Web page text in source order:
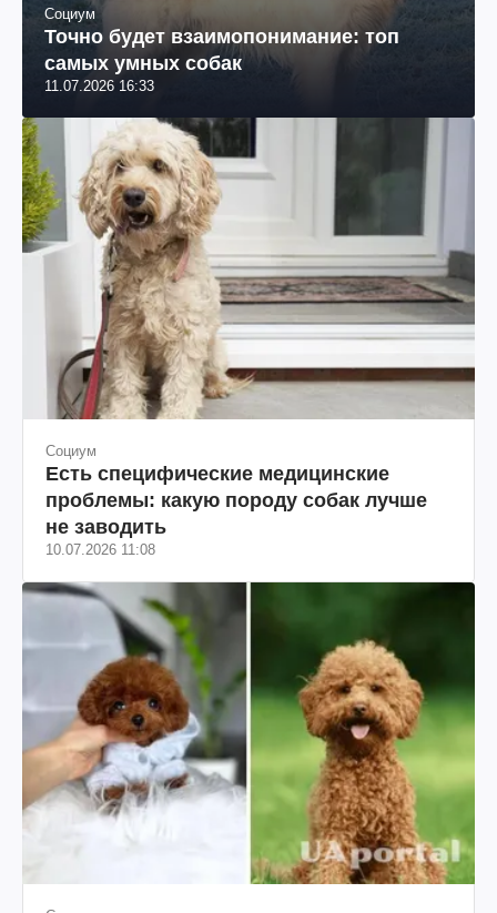
Социум
Точно будет взаимопонимание: топ
самых умных собак
11.07.2026 16:33
Социум
Есть специфические медицинские
проблемы: какую породу собак лучше
не заводить
10.07.2026 11:08